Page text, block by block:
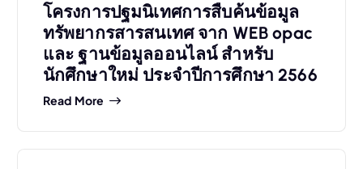
โครงการปฐมนิเทศการสืบค้นข้อมูล
ทรัพยากรสารสนเทศ จาก WEB opac
และ ฐานข้อมูลออนไลน์ สำหรับ
นักศึกษาใหม่ ประจำปีการศึกษา 2566
Read More